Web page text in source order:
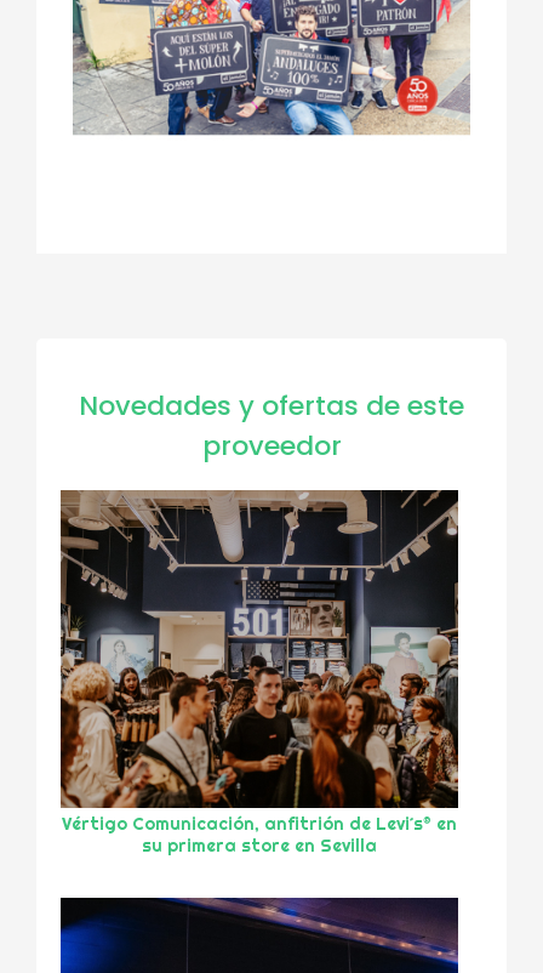
Novedades y ofertas de este
proveedor
Vértigo Comunicación, anfitrión de Levi´s® en
su primera store en Sevilla